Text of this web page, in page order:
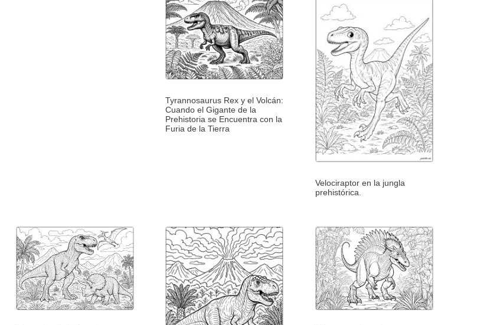
Tyrannosaurus Rex y el Volcán:
Cuando el Gigante de la
Prehistoria se Encuentra con la
Furia de la Tierra
Velociraptor en la jungla
prehistórica.